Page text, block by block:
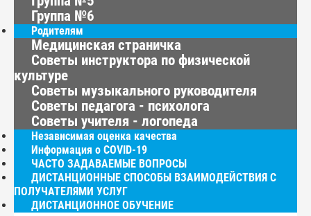
Группа №6
Родителям
Медицинская страничка
Советы инструктора по физической
культуре
Советы музыкального руководителя
Советы педагога - психолога
Советы учителя - логопеда
Независимая оценка качества
Информация о COVID-19
ЧАСТО ЗАДАВАЕМЫЕ ВОПРОСЫ
ДИСТАНЦИОННЫЕ СПОСОБЫ ВЗАИМОДЕЙСТВИЯ С
ПОЛУЧАТЕЛЯМИ УСЛУГ
ДИСТАНЦИОННОЕ ОБУЧЕНИЕ